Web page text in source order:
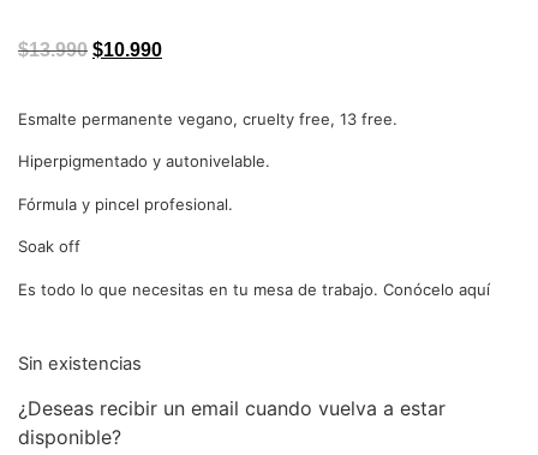
$13.990 $10.990
Esmalte permanente vegano, cruelty free, 13 free.
Hiperpigmentado y autonivelable.
Fórmula y pincel profesional.
Soak off
Es todo lo que necesitas en tu mesa de trabajo. Conócelo aquí
Sin existencias
¿Deseas recibir un email cuando vuelva a estar
disponible?